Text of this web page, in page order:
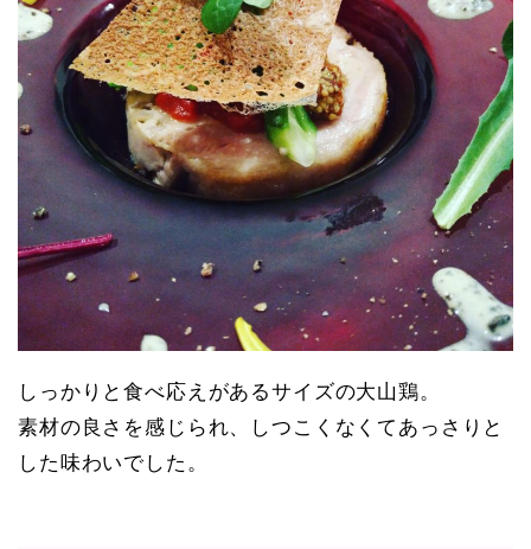
しっかりと食べ応えがあるサイズの大山鶏。
素材の良さを感じられ、しつこくなくてあっさりと
した味わいでした。